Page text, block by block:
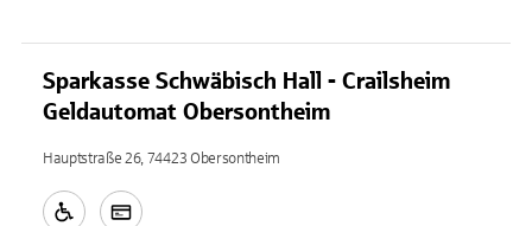
Sparkasse Schwäbisch Hall - Crailsheim
Geldautomat Obersontheim
Hauptstraße 26, 74423 Obersontheim